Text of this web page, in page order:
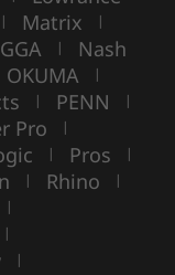
| Matrix |
| Nash
OKUMA |
| PENN |
Pro |
| Pros |
| Rhino |
|
|
|